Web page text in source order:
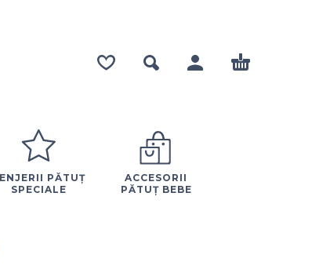
PĂTUȚ
SPECIALE
ACCESORII
PĂTUȚ BEBE